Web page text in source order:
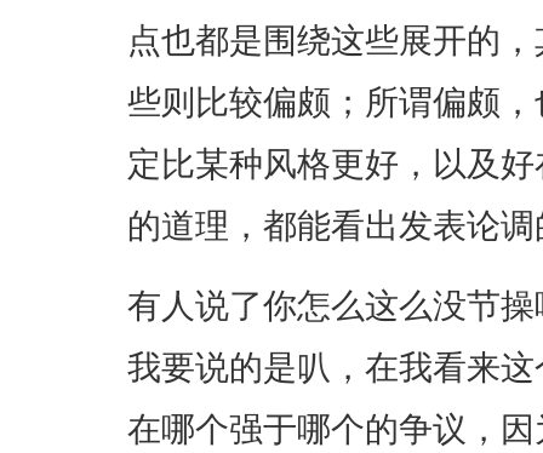
点也都是围绕这些展开的
些则比较偏颇；所谓偏颇
定比某种风格更好，以及
的道理，都能看出发表论
有人说了你怎么这么没节
我要说的是叭，在我看来
在哪个强于哪个的争议，